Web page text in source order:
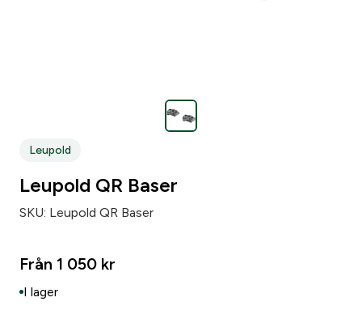
Leupold
Leupold QR Baser
SKU: Leupold QR Baser
Från 1 050 kr
I lager